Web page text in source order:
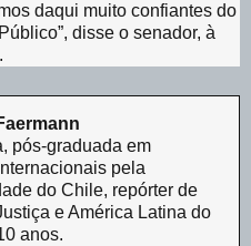
daqui muito confiantes do
disse o senador, à
pós-graduada em
pela
do Chile, repórter de
e América Latina do
anos.